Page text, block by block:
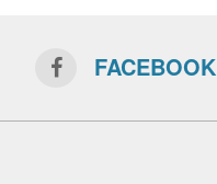
FACEBOOK